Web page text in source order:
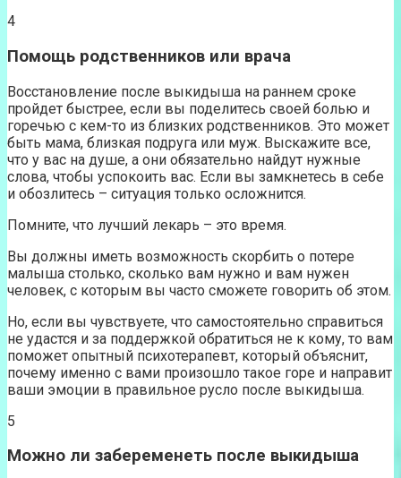
4
Помощь родственников или врача
Восстановление после выкидыша на раннем сроке
пройдет быстрее, если вы поделитесь своей болью и
горечью с кем-то из близких родственников. Это может
быть мама, близкая подруга или муж. Выскажите все,
что у вас на душе, а они обязательно найдут нужные
слова, чтобы успокоить вас. Если вы замкнетесь в себе
и обозлитесь – ситуация только осложнится.
Помните, что лучший лекарь – это время.
Вы должны иметь возможность скорбить о потере
малыша столько, сколько вам нужно и вам нужен
человек, с которым вы часто сможете говорить об этом.
Но, если вы чувствуете, что самостоятельно справиться
не удастся и за поддержкой обратиться не к кому, то вам
поможет опытный психотерапевт, который объяснит,
почему именно с вами произошло такое горе и направит
ваши эмоции в правильное русло после выкидыша.
5
Можно ли забеременеть после выкидыша